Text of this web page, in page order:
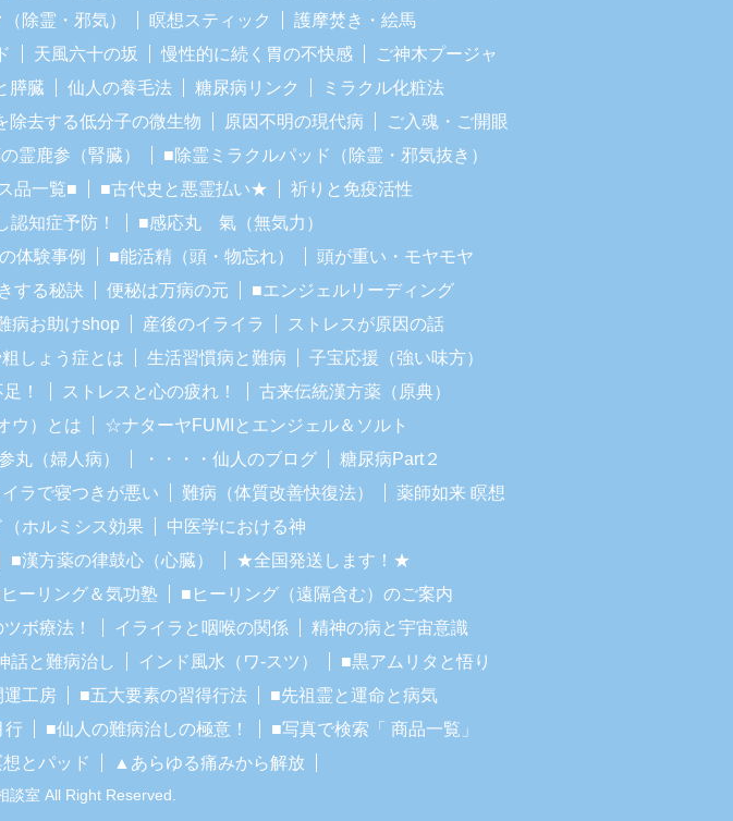
除霊・邪気） 瞑想スティック
護摩焚き・絵馬
天風六十の坂 慢性的に続く胃の不快感
ご神木プージャ
膵臓 仙人の養毛法 糖尿病リンク
ミラクル化粧法
除去する低分子の微生物 原因不明の現代病
ご入魂・ご開眼
霊鹿参（腎臓）
■除霊ミラクルパッド（除霊・邪気抜き）
品一覧■ ■古代史と悪霊払い★
祈りと免疫活性
認知症予防！
■感応丸 氣（無気力）
体験事例 ■能活精（頭・物忘れ）
頭が重い・モヤモヤ
する秘訣 便秘は万病の元
■エンジェルリーディング
病お助けshop 産後のイライラ
ストレスが原因の話
しょう症とは 生活習慣病と難病
子宝応援（強い味方）
！ ストレスと心の疲れ！
古来伝統漢方薬（原典）
ウ）とは
☆ナターヤFUMIとエンジェル＆ソルト
丸（婦人病） ・・・・仙人のブログ
糖尿病Part２
ラで寝つきが悪い 難病（体質改善快復法）
薬師如来 瞑想
ホルミシス効果
中医学における神
■漢方薬の律鼓心（心臓）
★全国発送します！★
ーリング＆気功塾
■ヒーリング（遠隔含む）のご案内
ボ療法！ イライラと咽喉の関係
精神の病と宇宙意識
話と難病治し インド風水（ワ-スツ）
■黒アムリタと悟り
運工房 ■五大要素の習得行法
■先祖霊と運命と病気
行 ■仙人の難病治しの極意！
■写真で検索「 商品一覧」
とパッド ▲あらゆる痛みから解放
談室 All Right Reserved.